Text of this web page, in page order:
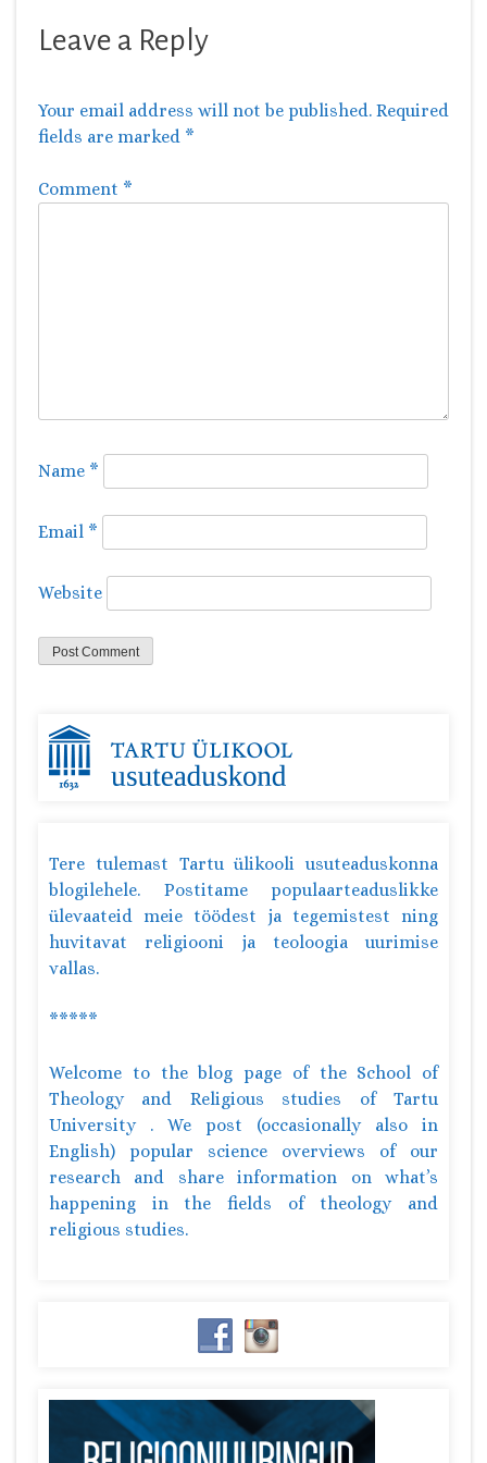
Leave a Reply
Your email address will not be published. Required
fields are marked *
Comment *
Name *
Email *
Website
Tere tulemast Tartu ülikooli usuteaduskonna
blogilehele. Postitame populaarteaduslikke
ülevaateid meie töödest ja tegemistest ning
huvitavat religiooni ja teoloogia uurimise
vallas.
*****
Welcome to the blog page of the School of
Theology and Religious studies of Tartu
University . We post (occasionally also in
English) popular science overviews of our
research and share information on what’s
happening in the fields of theology and
religious studies.